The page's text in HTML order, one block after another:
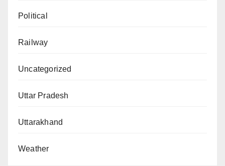
Political
Railway
Uncategorized
Uttar Pradesh
Uttarakhand
Weather